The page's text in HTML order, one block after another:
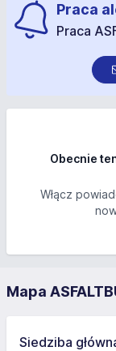
Praca
Praca
Obecnie
Włącz
Mapa
Siedziba